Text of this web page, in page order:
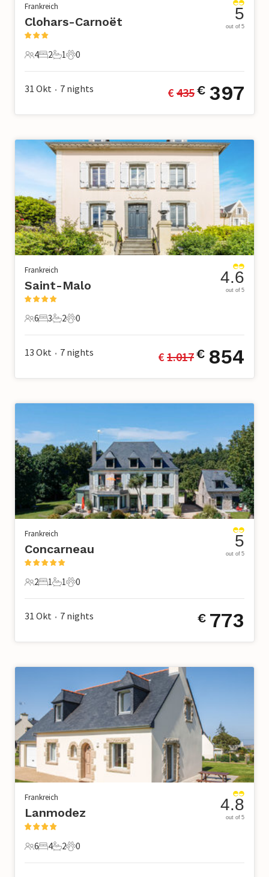
Frankreich
Clohars-Carnoët
4 Gäste
4
2 Schlafzimmer
2
1 Badezimmer
1
0 Haustiere
0
5
out of 5
31 Okt • 7 nights € 435€ 397
Frankreich
Saint-Malo
6 Gäste
6
3 Schlafzimmer
3
2 Badezimmer
2
0 Haustiere
0
4.6
out of 5
13 Okt • 7 nights € 1.017€ 854
Frankreich
Concarneau
2 Gäste
2
1 Schlafzimmer
1
1 Badezimmer
1
0 Haustiere
0
5
out of 5
31 Okt • 7 nights € 773
Frankreich
Lanmodez
6 Gäste
6
4 Schlafzimmer
4
2 Badezimmer
2
0 Haustiere
0
4.8
out of 5